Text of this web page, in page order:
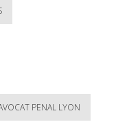
PENAL LYON